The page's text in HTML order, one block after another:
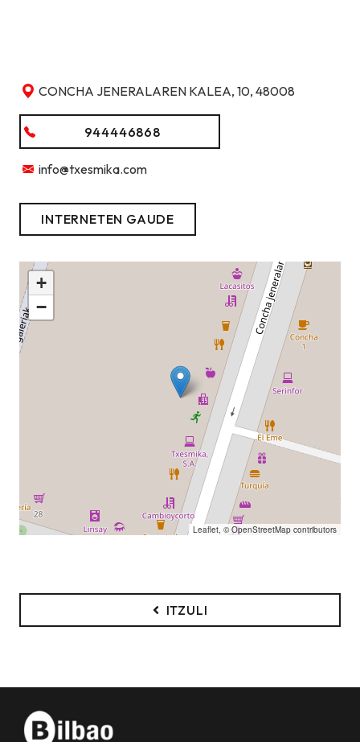
CONCHA JENERALAREN KALEA, 10, 48008
944446868
info@txesmika.com
INTERNETEN GAUDE
+
−
Leaflet, ©OpenStreetMap contributors
ITZULI